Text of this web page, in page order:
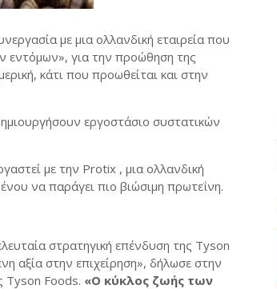
με μια ολλανδική εταιρεία που
εντόμων», για την προώθηση της
κάτι που προωθείται και στην
εργοστάσιο συστατικών
με την Protix , μια ολλανδική
να παράγει πιο βιώσιμη πρωτεΐνη.
στρατηγική επένδυση της Tyson
αξία στην επιχείρηση», δήλωσε στην
Tyson Foods. «Ο κύκλος ζωής των